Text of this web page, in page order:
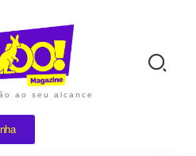
ao seu alcance